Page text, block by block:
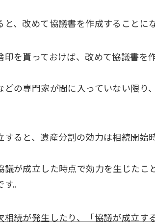
、改めて協議書を作成することに
印を貰っておけば、改めて協議書を
どの専門家が間に入っていない限り
すると、遺産分割の効力は相続開始
議が成立した時点で効力を生じたこ
。
相続が発生したり、「協議が成立す